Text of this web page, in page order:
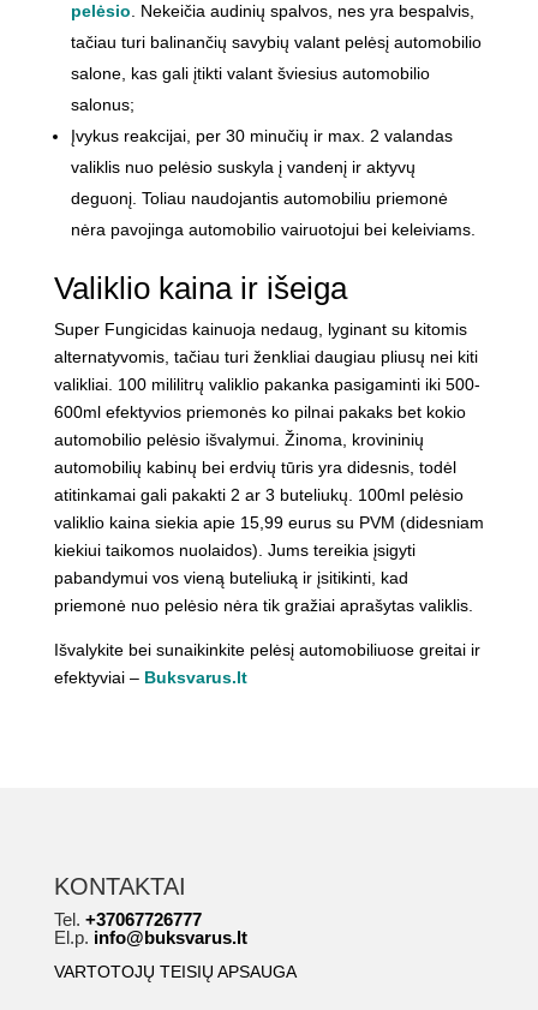
pelėsio . Nekeičia audinių spalvos, nes yra bespalvis,
tačiau turi balinančių savybių valant pelėsį automobilio
salone, kas gali įtikti valant šviesius automobilio
salonus;
Įvykus reakcijai, per 30 minučių ir max. 2 valandas
valiklis nuo pelėsio suskyla į vandenį ir aktyvų
deguonį. Toliau naudojantis automobiliu priemonė
nėra pavojinga automobilio vairuotojui bei keleiviams.
Valiklio kaina ir išeiga
Super Fungicidas kainuoja nedaug, lyginant su kitomis
alternatyvomis, tačiau turi ženkliai daugiau pliusų nei kiti
valikliai. 100 mililitrų valiklio pakanka pasigaminti iki 500-
600ml efektyvios priemonės ko pilnai pakaks bet kokio
automobilio pelėsio išvalymui. Žinoma, krovininių
automobilių kabinų bei erdvių tūris yra didesnis, todėl
atitinkamai gali pakakti 2 ar 3 buteliukų. 100ml pelėsio
valiklio kaina siekia apie 15,99 eurus su PVM (didesniam
kiekiui taikomos nuolaidos). Jums tereikia įsigyti
pabandymui vos vieną buteliuką ir įsitikinti, kad
priemonė nuo pelėsio nėra tik gražiai aprašytas valiklis.
Išvalykite bei sunaikinkite pelėsį automobiliuose greitai ir
efektyviai – Buksvarus.lt
KONTAKTAI
Tel. +37067726777
El.p. info@buksvarus.lt
VARTOTOJŲ TEISIŲ APSAUGA